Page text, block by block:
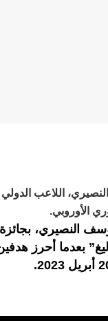
النصيري، اللاعب
الأوروبي.
النصيري،
بعدما أحرز